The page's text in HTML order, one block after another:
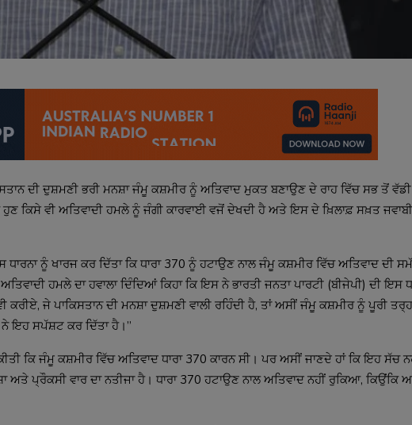
ਦੀ ਦੁਸ਼ਮਣੀ ਭਰੀ ਮਨਸ਼ਾ ਜੰਮੂ ਕਸ਼ਮੀਰ ਨੂੰ ਅਤਿਵਾਦ ਮੁਕਤ ਬਣਾਉਣ ਦੇ ਰਾਹ ਵਿੱਚ ਸਭ ਤੋਂ
ਹੁਣ ਕਿਸੇ ਵੀ ਅਤਿਵਾਦੀ ਹਮਲੇ ਨੂੰ ਜੰਗੀ ਕਾਰਵਾਈ ਵਜੋਂ ਦੇਖਦੀ ਹੈ ਅਤੇ ਇਸ ਦੇ ਖ਼ਿਲਾਫ਼ ਸਖ਼ਤ ਜਵਾਬੀ
ਨੂੰ ਖਾਰਜ ਕਰ ਦਿੱਤਾ ਕਿ ਧਾਰਾ 370 ਨੂੰ ਹਟਾਉਣ ਨਾਲ ਜੰਮੂ ਕਸ਼ਮੀਰ ਵਿੱਚ ਅਤਿਵਾਦ ਦੀ
ਹਮਲੇ ਦਾ ਹਵਾਲਾ ਦਿੰਦਿਆਂ ਕਿਹਾ ਕਿ ਇਸ ਨੇ ਭਾਰਤੀ ਜਨਤਾ ਪਾਰਟੀ (ਬੀਜੇਪੀ) ਦੀ ਇਸ
ਜੇ ਪਾਕਿਸਤਾਨ ਦੀ ਮਨਸ਼ਾ ਦੁਸ਼ਮਣੀ ਵਾਲੀ ਰਹਿੰਦੀ ਹੈ, ਤਾਂ ਅਸੀਂ ਜੰਮੂ ਕਸ਼ਮੀਰ ਨੂੰ ਪੂਰੀ
ਇਹ ਸਪੱਸ਼ਟ ਕਰ ਦਿੱਤਾ ਹੈ।”
ਕਿ ਜੰਮੂ ਕਸ਼ਮੀਰ ਵਿੱਚ ਅਤਿਵਾਦ ਧਾਰਾ 370 ਕਾਰਨ ਸੀ। ਪਰ ਅਸੀਂ ਜਾਣਦੇ ਹਾਂ ਕਿ ਇਹ ਸੱਚ
ਅਤੇ ਪ੍ਰੌਕਸੀ ਵਾਰ ਦਾ ਨਤੀਜਾ ਹੈ। ਧਾਰਾ 370 ਹਟਾਉਣ ਨਾਲ ਅਤਿਵਾਦ ਨਹੀਂ ਰੁਕਿਆ, ਕਿਉਂਕਿ